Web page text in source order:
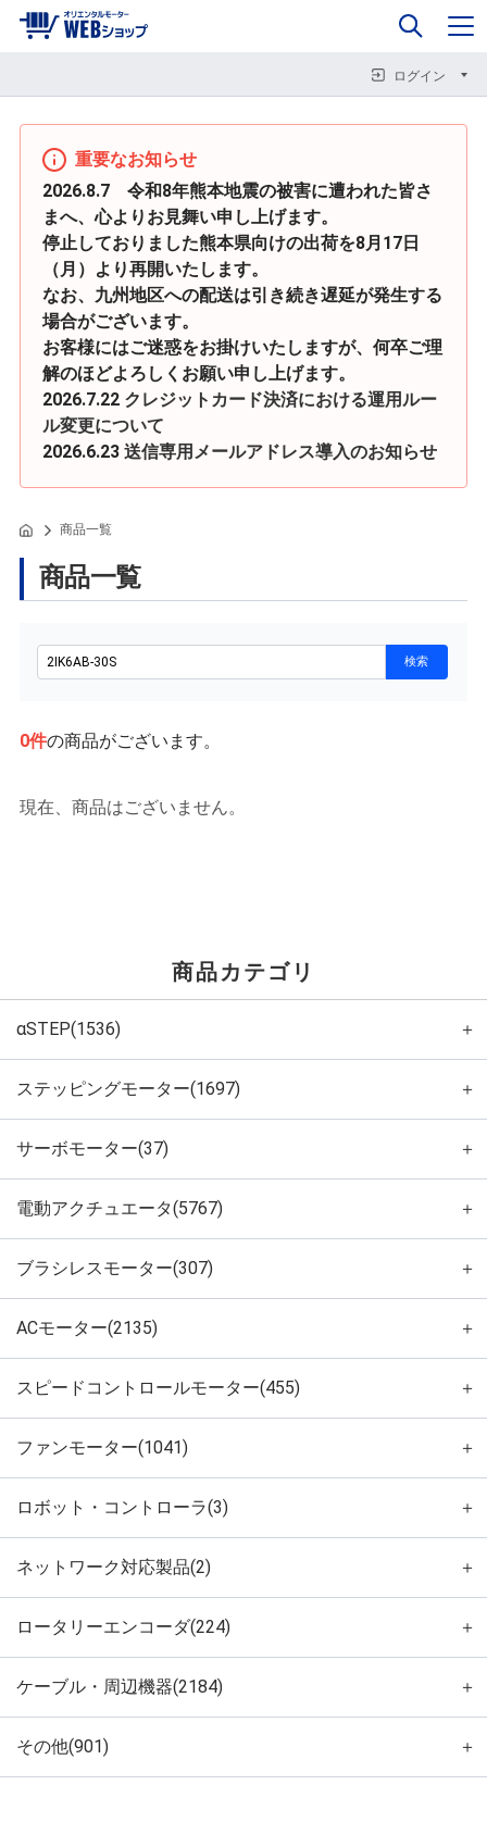
企業情報
ログイン
カート 0
重要なお知らせ
2026.8.7 令和8年熊本地震の被害に遭われた皆さ
まへ、心よりお見舞い申し上げます。
停止しておりました熊本県向けの出荷を8月17日
（月）より再開いたします。
なお、九州地区への配送は引き続き遅延が発生する
場合がございます。
お客様にはご迷惑をお掛けいたしますが、何卒ご理
解のほどよろしくお願い申し上げます。
2026.7.22 クレジットカード決済における運用ルー
ル変更について
2026.6.23 送信専用メールアドレス導入のお知らせ
商品一覧
商品一覧
0件の商品がございます。
現在、商品はございません。
商品カテゴリ
αSTEP(1536) ＋
ステッピングモーター(1697) ＋
サーボモーター(37) ＋
電動アクチュエータ(5767) ＋
ブラシレスモーター(307) ＋
ACモーター(2135) ＋
スピードコントロールモーター(455) ＋
ファンモーター(1041) ＋
ロボット・コントローラ(3) ＋
ネットワーク対応製品(2) ＋
ロータリーエンコーダ(224) ＋
ケーブル・周辺機器(2184) ＋
その他(901) ＋